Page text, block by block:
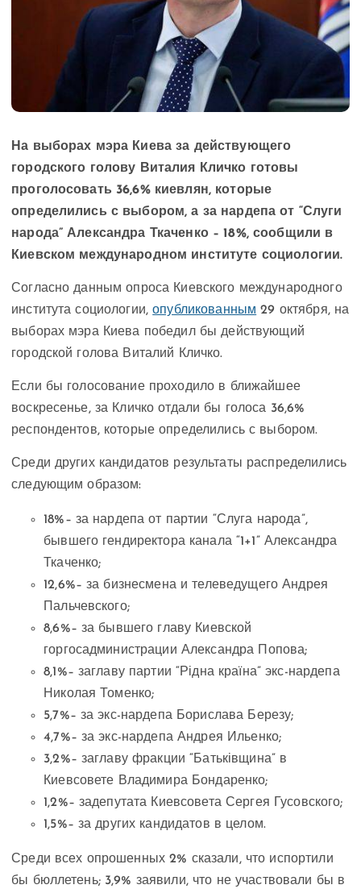
На выборах мэра Киева за действующего
городского голову Виталия Кличко готовы
проголосовать 36,6% киевлян, которые
определились с выбором, а за нардепа от “Слуги
народа” Александра Ткаченко – 18%, сообщили в
Киевском международном институте социологии.
Согласно данным опроса Киевского международного
института социологии,опубликованным 29 октября, на
выборах мэра Киева победил бы действующий
городской голова Виталий Кличко.
Если бы голосование проходило в ближайшее
воскресенье, за Кличко отдали бы голоса 36,6%
респондентов, которые определились с выбором.
Среди других кандидатов результаты распределились
следующим образом:
18%– за нардепа от партии “Слуга народа”,
бывшего гендиректора канала “1+1” Александра
Ткаченко;
12,6%– за бизнесмена и телеведущего Андрея
Пальчевского;
8,6%– за бывшего главу Киевской
горгосадминистрации Александра Попова;
8,1%– заглаву партии “Рідна країна” экс-нардепа
Николая Томенко;
5,7%– за экс-нардепа Борислава Березу;
4,7%– за экс-нардепа Андрея Ильенко;
3,2%– заглаву фракции “Батьківщина” в
Киевсовете Владимира Бондаренко;
1,2%– задепутата Киевсовета Сергея Гусовского;
1,5%– за других кандидатов в целом.
Среди всех опрошенных 2% сказали, что испортили
бы бюллетень; 3,9% заявили, что не участвовали бы в